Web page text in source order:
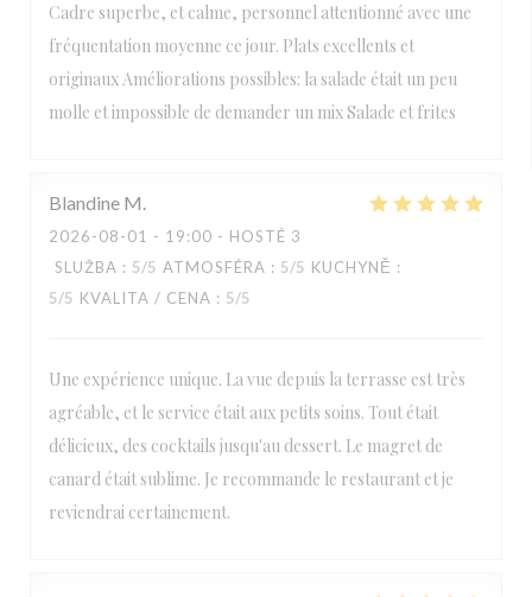
Cadre superbe, et calme, personnel attentionné avec une
fréquentation moyenne ce jour. Plats excellents et
originaux Améliorations possibles: la salade était un peu
molle et impossible de demander un mix Salade et frites
Blandine M
2026-08-01 - 19:00 - HOSTÉ 3
SLUŽBA : 5/5 ATMOSFÉRA : 5/5 KUCHYNĚ :
5/5 KVALITA / CENA : 5/5
Une expérience unique. La vue depuis la terrasse est très
agréable, et le service était aux petits soins. Tout était
délicieux, des cocktails jusqu'au dessert. Le magret de
canard était sublime. Je recommande le restaurant et je
reviendrai certainement.